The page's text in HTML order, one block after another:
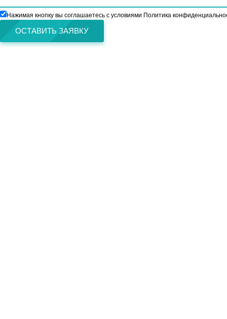
Нажимая кнопку вы соглашаетесь с условиями Политика
ОСТАВИТЬ ЗАЯВКУ